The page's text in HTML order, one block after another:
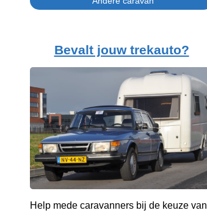
Bevalt jouw trekauto?
Help mede caravanners bij de keuze van